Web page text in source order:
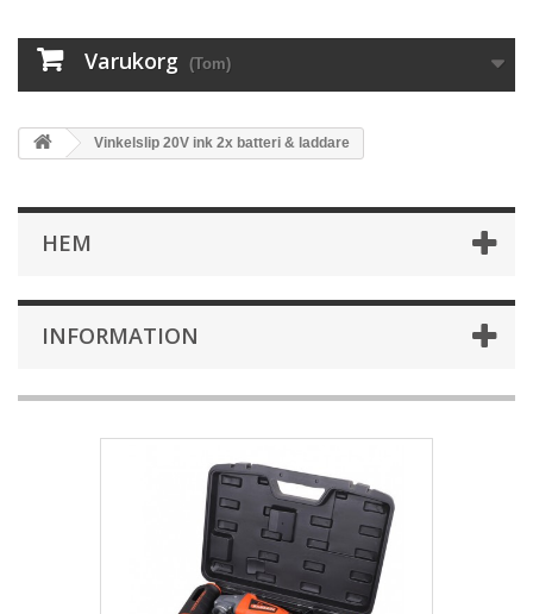
Varukorg (Tom)
Vinkelslip 20V ink 2x batteri & laddare
HEM
INFORMATION